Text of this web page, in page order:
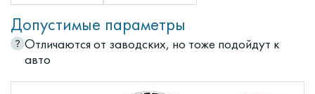
Допустимые параметры
Отличаются от заводских, но тоже подойдут к
авто